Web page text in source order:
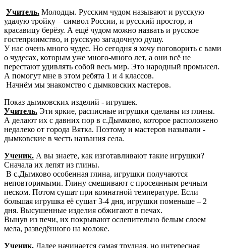
Учитель. Молодцы. Русским чудом называют и русскую
удалую тройку – символ России, и русский простор, и
красавицу берёзу. А ещё чудом можно назвать и русское
гостеприимство, и русскую загадочную душу.
У нас очень много чудес. Но сегодня я хочу поговорить с вами
о чудесах, которым уже много-много лет, а они всё не
перестают удивлять собой весь мир. Это народный промысел.
А помогут мне в этом ребята 1 и 4 классов.
Начнём мы знакомство с дымковских мастеров.
Показ дымковских изделий - игрушек.
Учитель. Эти яркие, расписные игрушки сделаны из глины.
А делают их с давних пор в с.Дымково, которое расположено
недалеко от города Вятка. Поэтому и мастеров называли -
дымковские в честь названия села.
Ученик. А вы знаете, как изготавливают такие игрушки?
Сначала их лепят из глины.
В с.Дымково особенная глина, игрушки получаются
неповторимыми. Глину смешивают с просеянным речным
песком. Потом сушат при комнатной температуре. Если
большая игрушка её сушат 3-4 дня, игрушки поменьше – 2
дня. Высушенные изделия обжигают в печах.
Вынув из печи, их покрывают ослепительно белым слоем
мела, разведённого на молоке.
Ученик. Далее начинается самая трудная, но интересная